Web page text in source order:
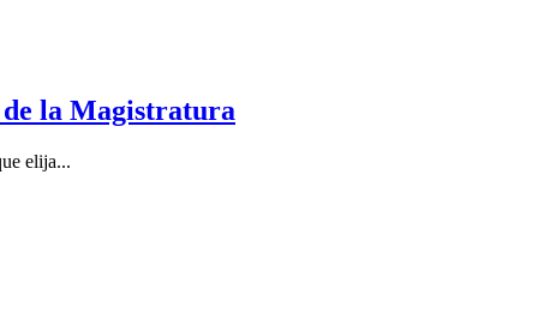
la Magistratura
elija...